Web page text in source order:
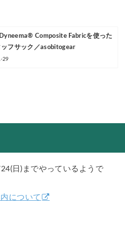
Dyneema® Composite Fabricを使った
フサック／asobitogear
29
日)までやっているようで
について